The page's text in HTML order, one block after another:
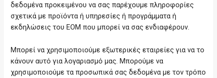
δεδομένα προκειμένου να σας παρέχουμε πληροφορίες
σχετικά με προϊόντα ή υπηρεσίες ή προγράμματα ή
εκδηλώσεις του ΕΟΜ που μπορεί να σας ενδιαφέρουν.
Μπορεί να χρησιμοποιούμε εξωτερικές εταιρείες για να το
κάνουν αυτό για λογαριασμό μας. Μπορούμε να
χρησιμοποιούμε τα προσωπικά σας δεδομένα με τον τρόπο